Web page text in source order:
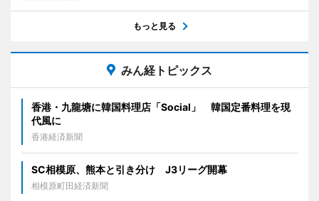
もっと見る
みん経トピックス
香港・九龍塘に韓国料理店「Social」 韓国定番料理を現
代風に
香港経済新聞
SC相模原、熊本と引き分け J3リーグ開幕
相模原町田経済新聞